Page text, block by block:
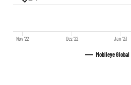
Mobileye Global
Nov '22 Dez '22 Jan '23